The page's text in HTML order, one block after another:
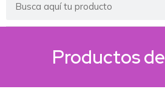
Productos de